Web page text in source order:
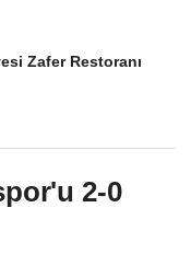
Zafer Restoranı
2-0